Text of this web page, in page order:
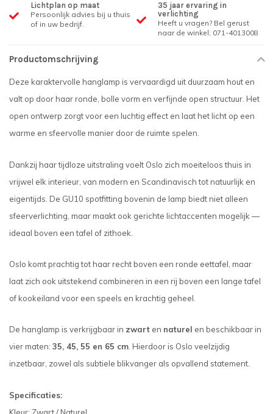
Lichtplan op maat
Persoonlijk advies bij u thuis
of in uw bedrijf.
35 jaar ervaring in
verlichting
Heeft u vragen? Bel gerust
naar de winkel; 071-4013008
Productomschrijving
Deze karaktervolle hanglamp is vervaardigd uit duurzaam hout en
valt op door haar ronde, bolle vorm en verfijnde open structuur. Het
open ontwerp zorgt voor een luchtig effect en laat het licht op een
warme en sfeervolle manier door de ruimte spelen.
Dankzij haar tijdloze uitstraling voelt Oslo zich moeiteloos thuis in
vrijwel elk interieur, van modern en Scandinavisch tot natuurlijk en
eigentijds. De GU10 spotfitting bovenin de lamp biedt niet alleen
sfeerverlichting, maar maakt ook gerichte lichtaccenten mogelijk —
ideaal boven een tafel of zithoek.
Oslo komt prachtig tot haar recht boven een ronde eettafel, maar
laat zich ook uitstekend combineren in een rij boven een lange tafel
of kookeiland voor een speels en krachtig geheel.
De hanglamp is verkrijgbaar in zwart en naturel en beschikbaar in
vier maten: 35, 45, 55 en 65 cm. Hierdoor is Oslo veelzijdig
inzetbaar, zowel als subtiele blikvanger als opvallend statement.
Specificaties: